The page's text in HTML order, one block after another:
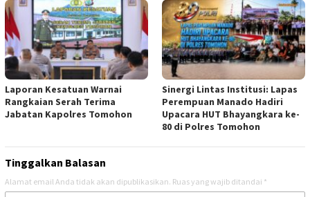
Laporan Kesatuan Warnai
Rangkaian Serah Terima
Jabatan Kapolres Tomohon
Sinergi Lintas Institusi: Lapas
Perempuan Manado Hadiri
Upacara HUT Bhayangkara ke-
80 di Polres Tomohon
Tinggalkan Balasan
Alamat email Anda tidak akan dipublikasikan. Ruas yang wajib ditandai *